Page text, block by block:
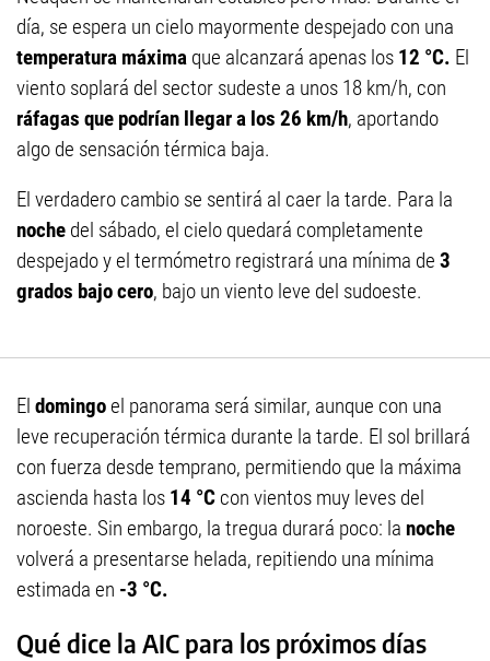
día, se espera un cielo mayormente despejado con una
temperatura máxima que alcanzará apenas los 12 °C. El
viento soplará del sector sudeste a unos 18 km/h, con
ráfagas que podrían llegar a los 26 km/h, aportando
algo de sensación térmica baja.
El verdadero cambio se sentirá al caer la tarde. Para la
noche del sábado, el cielo quedará completamente
despejado y el termómetro registrará una mínima de 3
grados bajo cero, bajo un viento leve del sudoeste.
El domingoel panorama será similar, aunque con una
leve recuperación térmica durante la tarde. El sol brillará
con fuerza desde temprano, permitiendo que la máxima
ascienda hasta los 14 °C con vientos muy leves del
noroeste. Sin embargo, la tregua durará poco: la noche
volverá a presentarse helada, repitiendo una mínima
estimada en -3 °C.
Qué dice la AIC para los próximos días